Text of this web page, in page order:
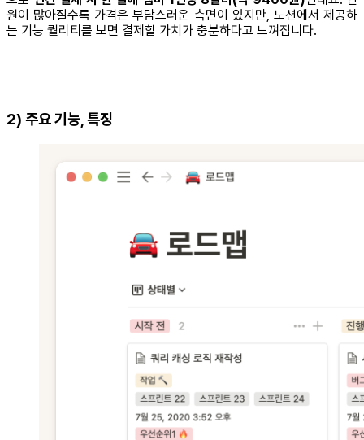
원이 많아질수록 가격은 부담스러운 측면이 있지만, 노션에서 제공하
는 기능 퀄리티를 보면 결제할 가치가 충분하다고 느껴집니다.
2) 주요 기능, 특징